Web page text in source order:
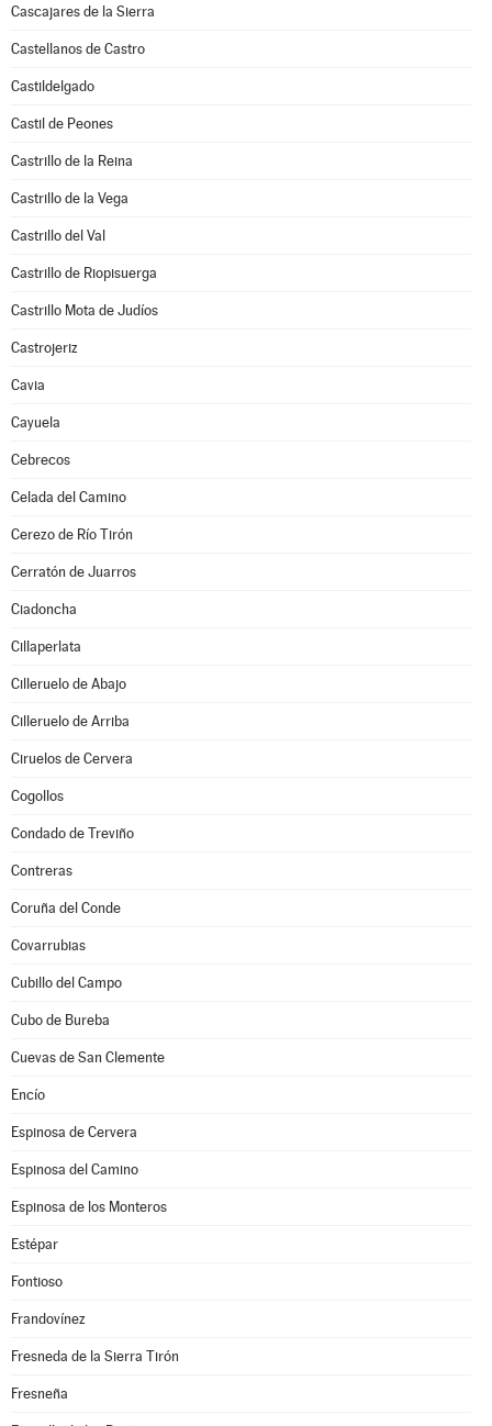
Cascajares de la Sierra
Castellanos de Castro
Castildelgado
Castil de Peones
Castrillo de la Reina
Castrillo de la Vega
Castrillo del Val
Castrillo de Riopisuerga
Castrillo Mota de Judíos
Castrojeriz
Cavia
Cayuela
Cebrecos
Celada del Camino
Cerezo de Río Tirón
Cerratón de Juarros
Ciadoncha
Cillaperlata
Cilleruelo de Abajo
Cilleruelo de Arriba
Ciruelos de Cervera
Cogollos
Condado de Treviño
Contreras
Coruña del Conde
Covarrubias
Cubillo del Campo
Cubo de Bureba
Cuevas de San Clemente
Encío
Espinosa de Cervera
Espinosa del Camino
Espinosa de los Monteros
Estépar
Fontioso
Frandovínez
Fresneda de la Sierra Tirón
Fresneña